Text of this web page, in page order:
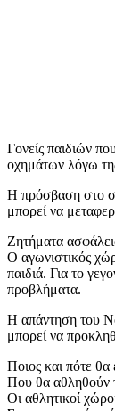
Γονείς παιδιών
οχημάτων λόγω
Η πρόσβαση στο
μπορεί να
Ζητήματα
Ο αγωνιστικός
παιδιά. Για το
προβλήματα.
Η απάντηση του
μπορεί να
Ποιος και πότε θα
Που θα αθληθούν
Οι αθλητικοί